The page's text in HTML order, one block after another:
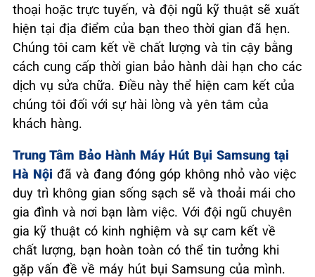
thoại hoặc trực tuyến, và đội ngũ kỹ thuật sẽ xuất
hiện tại địa điểm của bạn theo thời gian đã hẹn.
Chúng tôi cam kết về chất lượng và tin cậy bằng
cách cung cấp thời gian bảo hành dài hạn cho các
dịch vụ sửa chữa. Điều này thể hiện cam kết của
chúng tôi đối với sự hài lòng và yên tâm của
khách hàng.
Trung Tâm Bảo Hành Máy Hút Bụi Samsung tại
Hà Nội đã và đang đóng góp không nhỏ vào việc
duy trì không gian sống sạch sẽ và thoải mái cho
gia đình và nơi bạn làm việc. Với đội ngũ chuyên
gia kỹ thuật có kinh nghiệm và sự cam kết về
chất lượng, bạn hoàn toàn có thể tin tưởng khi
gặp vấn đề về máy hút bụi Samsung của mình.